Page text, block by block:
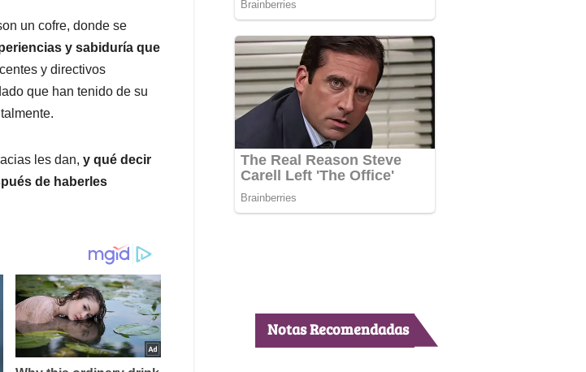
un cofre, donde se
y sabiduría que
y directivos
que han tenido de su
les dan, y qué decir
de haberles
Notas Recomendadas